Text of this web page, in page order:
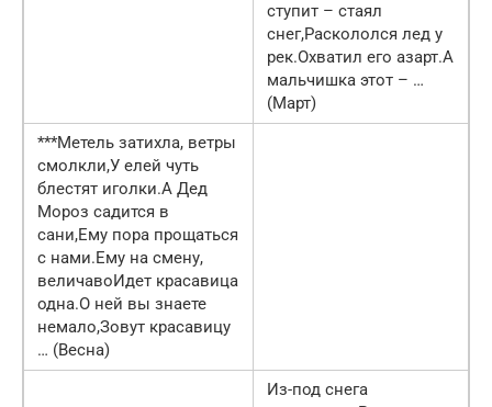
ступит – стаял
снег,Раскололся лед у
рек.Охватил его азарт.А
мальчишка этот – …
(Март)
***Метель затихла, ветры
смолкли,У елей чуть
блестят иголки.А Дед
Мороз садится в
сани,Ему пора прощаться
с нами.Ему на смену,
величавоИдет красавица
одна.О ней вы знаете
немало,Зовут красавицу
… (Весна)
Из-под снега